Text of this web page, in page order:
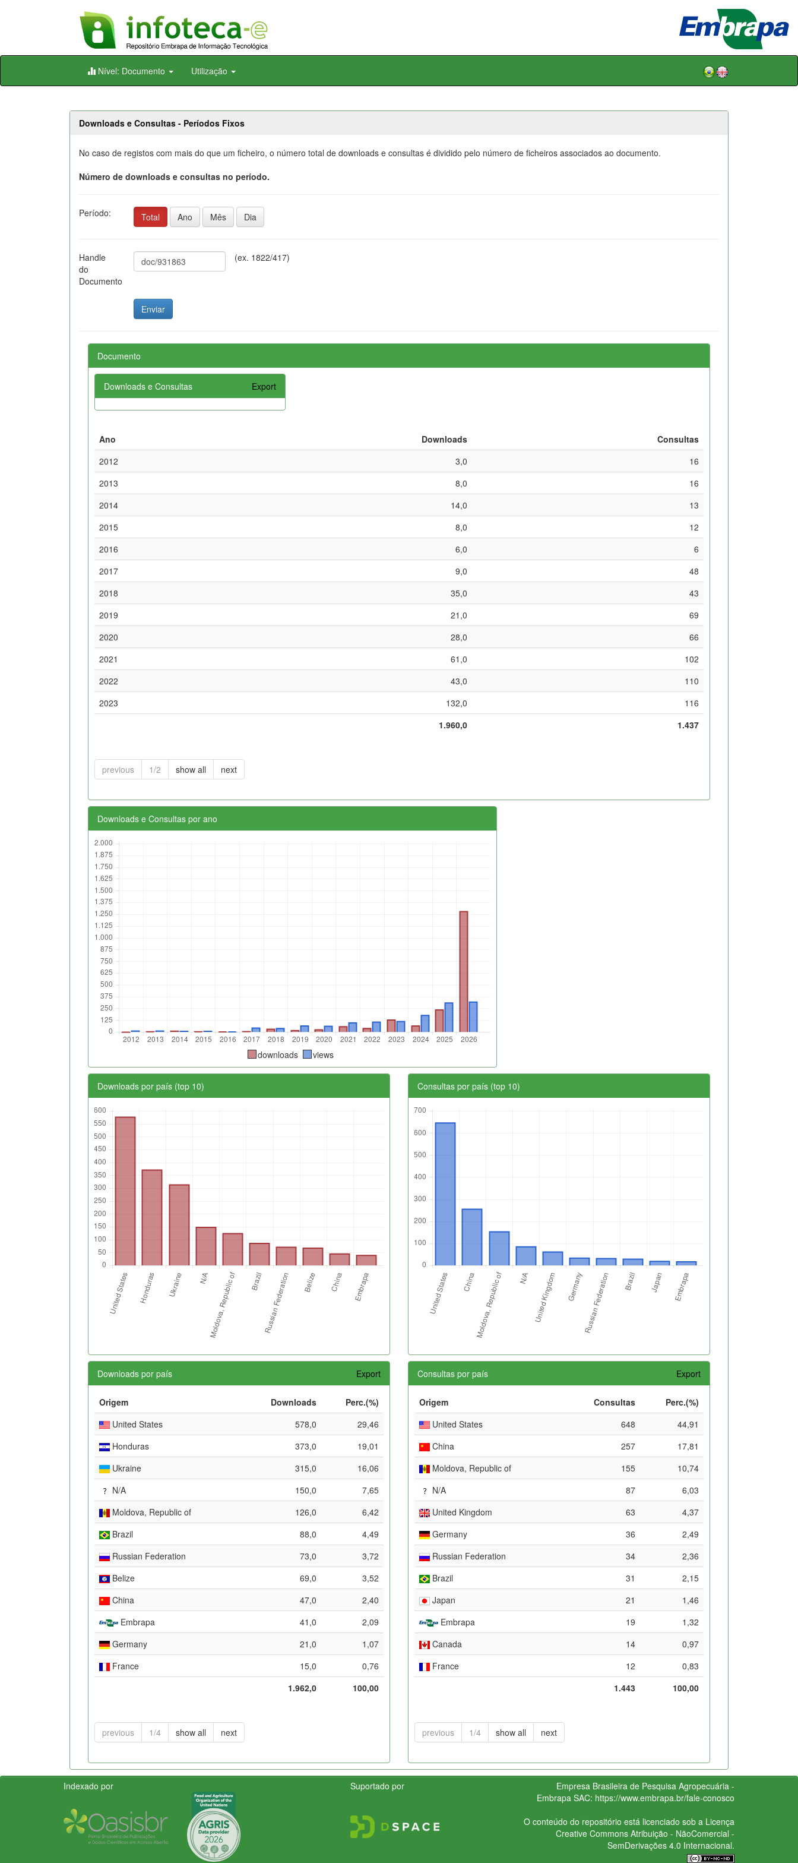
Skip
Nível: Documento Utilização
Downloads e Consultas - Períodos Fixos
No caso de registos com mais do que um ficheiro, o número total de downloads e consultas é dividido pelo número de ficheiros associados ao documento.
Número de downloads e consultas no período.
Período: Total Ano Mês Dia
Handle
do
Documento
(ex. 1822/417)
Documento
Downloads e Consultas Export
Ano Downloads
Consultas
2012
3,0
16
2013
8,0
16
2014
14,0
13
2015
8,0
12
2016
6,0
6
2017
9,0
48
2018
35,0
43
2019
21,0
69
2020
28,0
66
2021
61,0
102
2022
43,0
110
2023
132,0
116
1.960,0
1.437
previous 1/2 show all next
Downloads e Consultas por ano
downloads views
Downloads por país (top 10) Consultas por país (top 10)
Downloads por país Export
Origem Downloads
Perc.(%)
United States
578,0
29,46
Honduras
373,0
19,01
Ukraine
315,0
16,06
N/A
150,0
7,65
Moldova, Republic of
126,0
6,42
Brazil
88,0
4,49
Russian Federation
73,0
3,72
Belize
69,0
3,52
China
47,0
2,40
Embrapa
41,0
2,09
Germany
21,0
1,07
France
15,0
0,76
1.962,0
100,00
previous 1/4 show all next
Consultas por país Export
Origem Consultas
Perc.(%)
United States
648
44,91
China
257
17,81
Moldova, Republic of
155
10,74
N/A
87
6,03
United Kingdom
63
4,37
Germany
36
2,49
Russian Federation
34
2,36
Brazil
31
2,15
Japan
21
1,46
Embrapa
19
1,32
Canada
14
0,97
France
12
0,83
1.443
100,00
previous 1/4 show all next
Indexado por Suportado por
Empresa Brasileira de Pesquisa Agropecuária -
Embrapa SAC: https://www.embrapa.br/fale-conosco
O conteúdo do repositório está licenciado sob a Licença
Creative CommonsAtribuição - NãoComercial -
SemDerivações 4.0 Internacional.